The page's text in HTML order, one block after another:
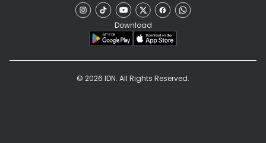
Download
© 2026 IDN. All Rights Reserved.